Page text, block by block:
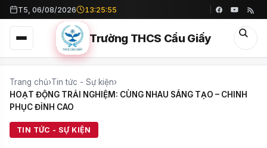
T5, 06/08/2026 13:25:58
Trường THCS Cầu Giấy
Trang chủ›Tin tức - Sự kiện›
HOẠT ĐỘNG TRẢI NGHIỆM: CÙNG NHAU SÁNG TẠO – CHINH
PHỤC ĐỈNH CAO
TIN TỨC - SỰ KIỆN